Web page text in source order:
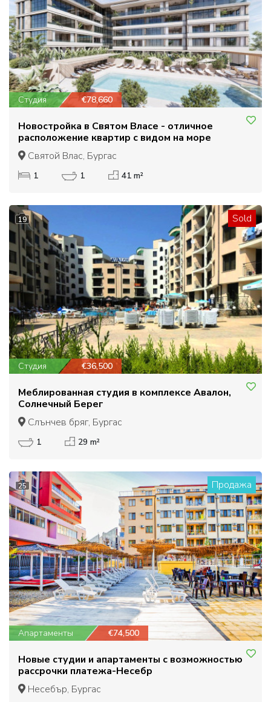
Студия €78,660
Новостройка в Святом Власе - отличное
расположение квартир с видом на море
Святой Влас, Бургас
1 1 41 m²
19 Sold
Студия €36,500
Меблированная студия в комплексе Авалон,
Солнечный Берег
Слънчев бряг, Бургас
1 29 m²
25 Продажа
Апартаменты €74,500
Новые студии и апартаменты с возможностью
рассрочки платежа-Несебр
Несебър, Бургас